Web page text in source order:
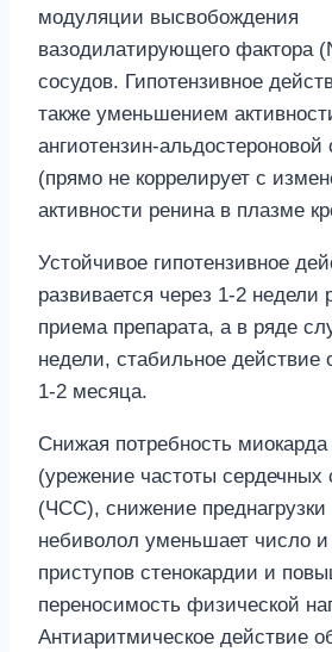
модуляции высвобождения
вазодилатирующего фактора
сосудов. Гипотензивное
также уменьшением
ангиотензин-
(прямо не коррелирует с
активности ренина в плазме
Устойчивое гипотензивное
развивается через 1-2 недели
приема препарата, а в ряде
недели, стабильное действие
1-2 месяца.
Снижая потребность
(урежение частоты сердечных
(ЧСС), снижение преднагрузки
небиволол уменьшает число и
приступов стенокардии и
переносимость физической
Антиаритмическое действие